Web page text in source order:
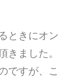
ときにオン
きました。
ですが、こ